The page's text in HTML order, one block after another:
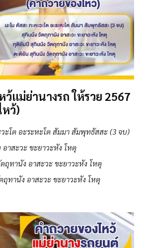
ว้แม่ย่านางรถ ให้รวย 2567
หว้)
ะโต อะระหะโต สัมมา สัมพุทธัสสะ (3 จบ)
าสะวะ ขะยาวะหัง โหตุ
ทานัง อาสะวะ ขะยาวะหัง โหตุ
ทานัง อาสะวะ ขะยาวะหัง โหตุ